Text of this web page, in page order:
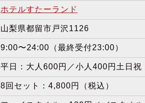
ホテルすたーランド
山梨県都留市戸沢1126
9:00〜24:00（最終受付23:00）
平日：大人600円／小人400円土日祝
8回セット：4,800円（税込）